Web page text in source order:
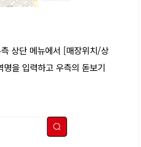
상단 메뉴에서 [매장위치/상
을 입력하고 우측의 돋보기